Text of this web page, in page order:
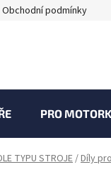
Obchodní podmínky
PRO
TYPU STROJE/Díly